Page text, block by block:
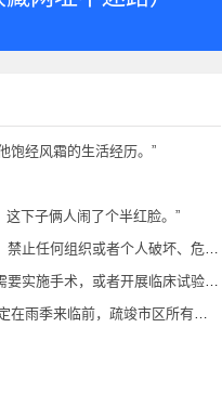
饱经风霜的生活经历。”
下子俩人闹了个半红脸。”
个人破坏、危害重要军工设施。（ ）
时向患者说明医疗风险、替代医疗方案等情况，并取得其（ ）同意。
有的下水道。” [数据来源：学习小组]